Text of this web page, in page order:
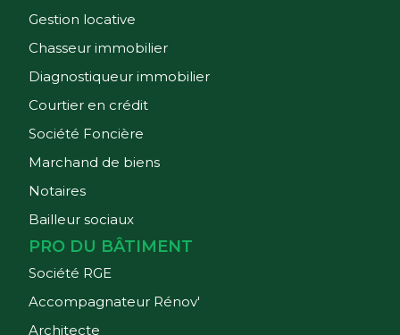
Gestion locative
Chasseur immobilier
Diagnostiqueur immobilier
Courtier en crédit
Société Foncière
Marchand de biens
Notaires
Bailleur sociaux
PRO DU BÂTIMENT
Société RGE
Accompagnateur Rénov'
Architecte